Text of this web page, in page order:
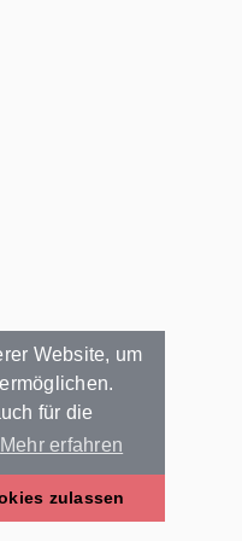
Website, um
für die
Mehr erfahren
zulassen